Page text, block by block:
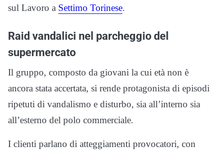
sul Lavoro a Settimo Torinese.
Raid vandalici nel parcheggio del
supermercato
Il gruppo, composto da giovani la cui età non è
ancora stata accertata, si rende protagonista di episodi
ripetuti di vandalismo e disturbo, sia all’interno sia
all’esterno del polo commerciale.
I clienti parlano di atteggiamenti provocatori, con